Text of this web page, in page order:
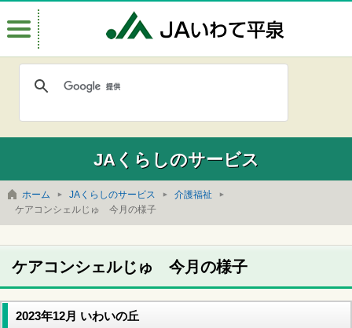
JAくらしのサービス
ホーム JAくらしのサービス
介護福祉
ケアコンシェルじゅ 今月の様子
ケアコンシェルじゅ 今月の様子
2023年12月 いわいの丘